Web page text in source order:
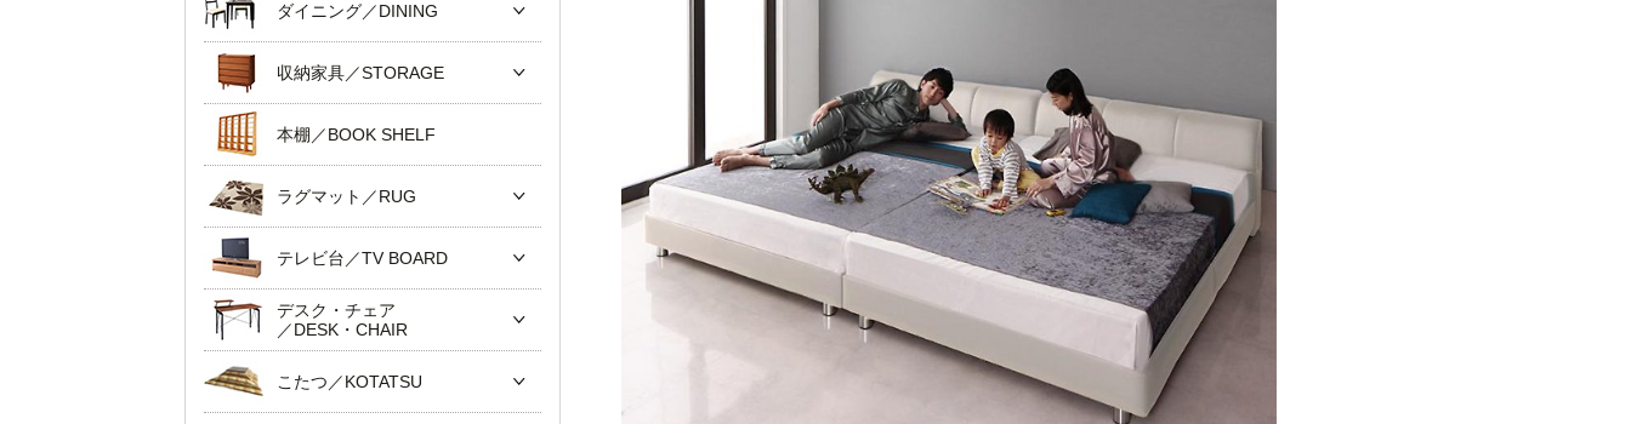
ダイニング／DINING
収納家具／STORAGE
本棚／BOOK SHELF
ラグマット／RUG
テレビ台／TV BOARD
デスク・チェア
／DESK・CHAIR
こたつ／KOTATSU